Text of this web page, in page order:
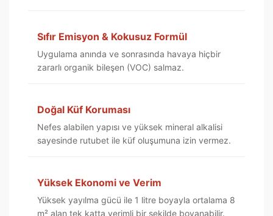
Sıfır Emisyon & Kokusuz Formül
Uygulama anında ve sonrasında havaya hiçbir
zararlı organik bileşen (VOC) salmaz.
Doğal Küf Koruması
Nefes alabilen yapısı ve yüksek mineral alkalisi
sayesinde rutubet ile küf oluşumuna izin vermez.
Yüksek Ekonomi ve Verim
Yüksek yayılma gücü ile 1 litre boyayla ortalama 8
m² alan tek katta verimli bir şekilde boyanabilir.